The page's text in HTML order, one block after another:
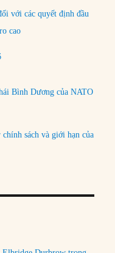
với các quyết định đầu
cao
Bình Dương của NATO
sách và giới hạn của